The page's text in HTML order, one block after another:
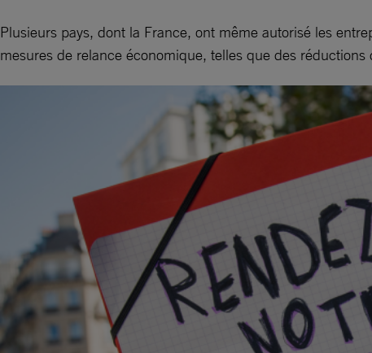
Plusieurs pays, dont la France, ont même autorisé les
mesures de relance économique, telles que des